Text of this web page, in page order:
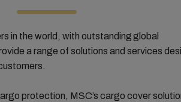
in the world, with outstanding global
a range of solutions and services
protection, MSC’s cargo cover